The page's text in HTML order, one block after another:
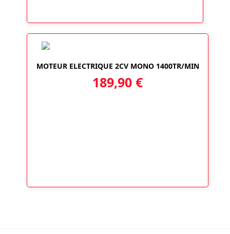
MOTEUR ELECTRIQUE 2CV MONO 1400TR/MIN
189,90 €